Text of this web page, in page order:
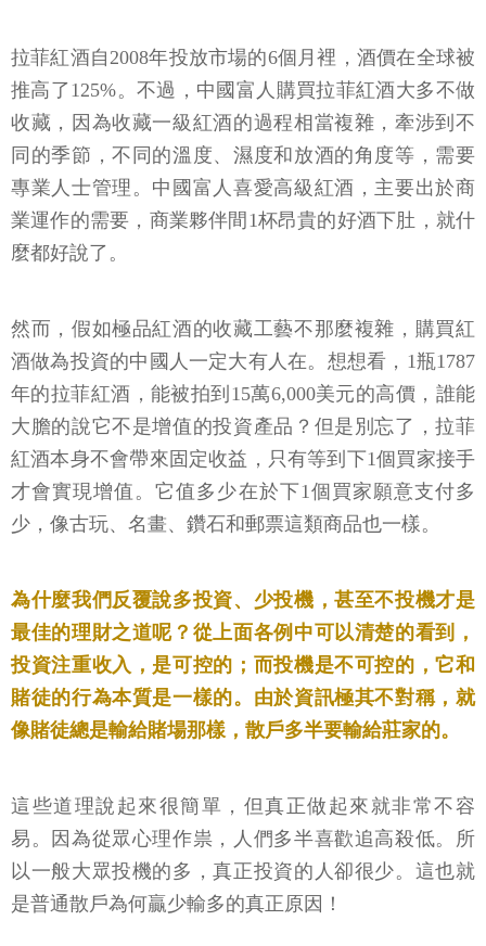
拉菲紅酒自2008年投放市場的6個月裡，酒價在全球被
推高了125%。不過，中國富人購買拉菲紅酒大多不做
收藏，因為收藏一級紅酒的過程相當複雜，牽涉到不
同的季節，不同的溫度、濕度和放酒的角度等，需要
專業人士管理。中國富人喜愛高級紅酒，主要出於商
業運作的需要，商業夥伴間1杯昂貴的好酒下肚，就什
麼都好說了。
然而，假如極品紅酒的收藏工藝不那麼複雜，購買紅
酒做為投資的中國人一定大有人在。想想看，1瓶1787
年的拉菲紅酒，能被拍到15萬6,000美元的高價，誰能
大膽的說它不是增值的投資產品？但是別忘了，拉菲
紅酒本身不會帶來固定收益，只有等到下1個買家接手
才會實現增值。它值多少在於下1個買家願意支付多
少，像古玩、名畫、鑽石和郵票這類商品也一樣。
為什麼我們反覆說多投資、少投機，甚至不投機才是
最佳的理財之道呢？從上面各例中可以清楚的看到，
投資注重收入，是可控的；而投機是不可控的，它和
賭徒的行為本質是一樣的。由於資訊極其不對稱，就
像賭徒總是輸給賭場那樣，散戶多半要輸給莊家的。
這些道理說起來很簡單，但真正做起來就非常不容
易。因為從眾心理作祟，人們多半喜歡追高殺低。所
以一般大眾投機的多，真正投資的人卻很少。這也就
是普通散戶為何贏少輸多的真正原因！